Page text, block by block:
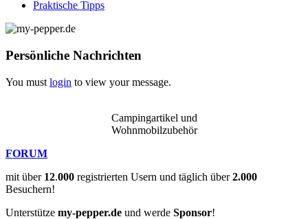
Praktische Tipps
Persönliche Nachrichten
You must login to view your message.
Campingartikel und
Wohnmobilzubehör
FORUM
mit über 12.000 registrierten Usern und täglich über2.000
Besuchern!
Unterstütze my-pepper.de und werde Sponsor!